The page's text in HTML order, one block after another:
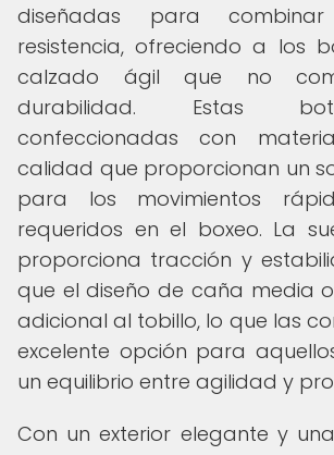
diseñadas para
resistencia, ofreciendo a los
calzado ágil que no
durabilidad. Estas
confeccionadas con
calidad que proporcionan un
para los movimientos
requeridos en el boxeo. La
proporciona tracción y
que el diseño de caña media
adicional al tobillo, lo que las
excelente opción para
un equilibrio entre agilidad y
Con un exterior elegante y